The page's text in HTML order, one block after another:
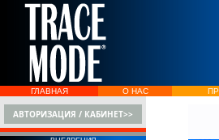
ГЛАВНАЯ О НАС
АВТОРИЗАЦИЯ / КАБИНЕТ>>